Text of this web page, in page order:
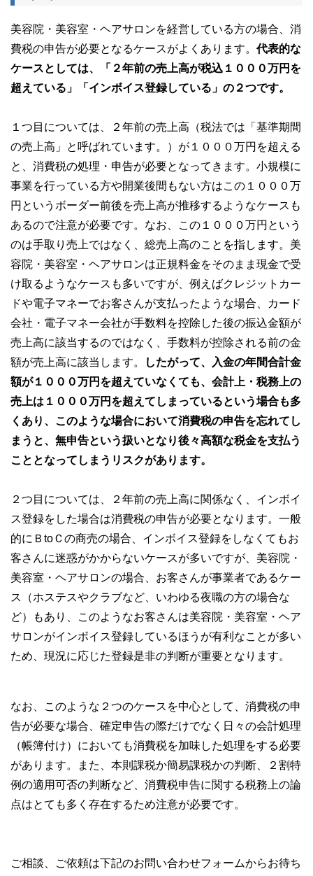
美容院・美容室・ヘアサロンを経営している方の場合、消
費税の申告が必要となるケースがよくあります。代表的な
ケースとしては、「２年前の売上高が税込１０００万円を
超えている」「インボイス登録している」の２つです。
１つ目については、２年前の売上高（税法では「基準期間
の売上高」と呼ばれています。）が１０００万円を超える
と、消費税の処理・申告が必要となってきます。小規模に
事業を行っている方や開業後間もない方はこの１０００万
円というボーダー前後を売上高が推移するようなケースも
あるので注意が必要です。なお、この１０００万円という
のは手取り売上ではなく、総売上高のことを指します。美
容院・美容室・ヘアサロンは正規料金をそのまま現金で受
け取るようなケースも多いですが、例えばクレジットカー
ドや電子マネーでお客さんが支払ったような場合、カード
会社・電子マネー会社が手数料を控除した後の振込金額が
売上高に該当するのではなく、手数料が控除される前の金
額が売上高に該当します。
したがって、入金の年間合計金
額が１０００万円を超えていなくても、会計上・税務上の
売上は１０００万円を超えてしまっているという場合も多
くあり、このような場合において消費税の申告を忘れてし
まうと、無申告という扱いとなり後々高額な税金を支払う
こととなってしまうリスクがあります。
２つ目については、２年前の売上高に関係なく、インボイ
ス登録をした場合は消費税の申告が必要となります。一般
的にＢtoＣの商売の場合、インボイス登録をしなくてもお
客さんに迷惑がかからないケースが多いですが、美容院・
美容室・ヘアサロンの場合、お客さんが事業者であるケー
ス（ホステスやクラブなど、いわゆる夜職の方の場合な
ど）もあり、このようなお客さんは美容院・美容室・ヘア
サロンがインボイス登録しているほうが有利なことが多い
ため、現況に応じた登録是非の判断が重要となります。
なお、このような２つのケースを中心として、消費税の申
告が必要な場合、確定申告の際だけでなく日々の会計処理
（帳簿付け）においても消費税を加味した処理をする必要
があります。また、本則課税か簡易課税かの判断、２割特
例の適用可否の判断など、消費税申告に関する税務上の論
点はとても多く存在するため注意が必要です。
ご相談、ご依頼は下記のお問い合わせフォームからお待ち